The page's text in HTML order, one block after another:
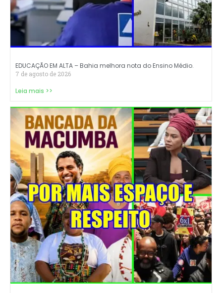
EDUCAÇÃO EM ALTA – Bahia melhora nota do Ensino Médio.
7 de agosto de 2026
Leia mais >>